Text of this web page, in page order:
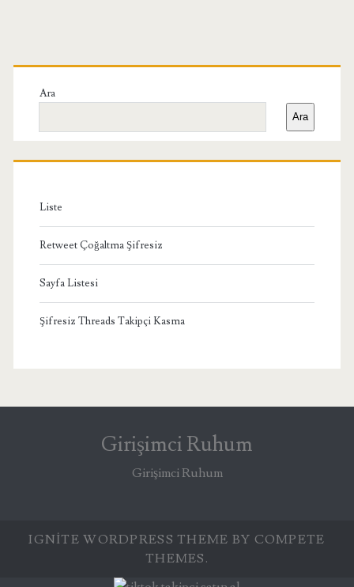
Birincil
Yan
Menü
Ara
Ara
Liste
Retweet Çoğaltma Şifresiz
Sayfa Listesi
Şifresiz Threads Takipçi Kasma
Girişimci Ruhum
Girişimci Ruhum
IGNITE WORDPRESS THEME BY COMPETE
THEMES.